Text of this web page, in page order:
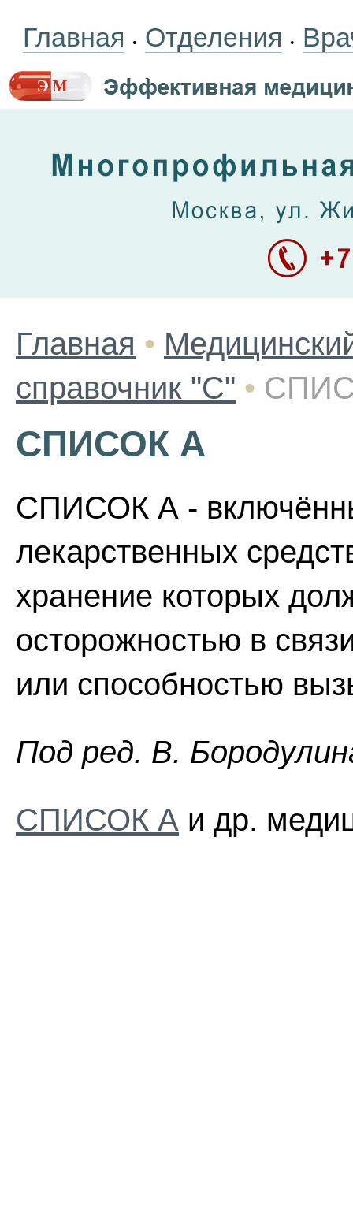
Главная • Отделения •
Главная •
справочник "С" •
СПИСОК А
СПИСОК А -
лекарственных
хранение которых
осторожностью в
или способностью
Пoд peд. B.
СПИСОК А и др.